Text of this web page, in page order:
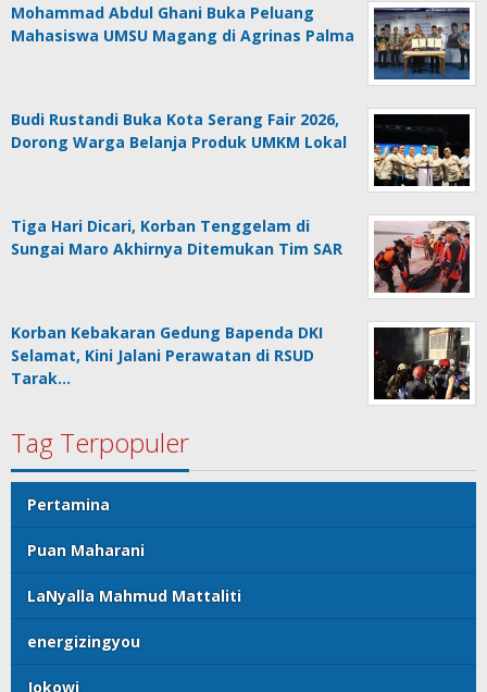
Mohammad Abdul Ghani Buka Peluang
Mahasiswa UMSU Magang di Agrinas Palma
Budi Rustandi Buka Kota Serang Fair 2026,
Dorong Warga Belanja Produk UMKM Lokal
Tiga Hari Dicari, Korban Tenggelam di
Sungai Maro Akhirnya Ditemukan Tim SAR
Korban Kebakaran Gedung Bapenda DKI
Selamat, Kini Jalani Perawatan di RSUD
Tarak…
Tag Terpopuler
Pertamina
Puan Maharani
LaNyalla Mahmud Mattaliti
energizingyou
Jokowi